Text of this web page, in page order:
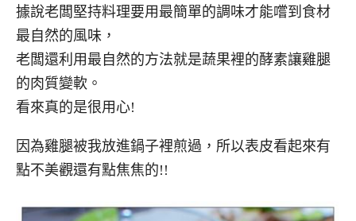
據說老闆堅持料理要用最簡單的調味才能嚐到食材
最自然的風味，
老闆還利用最自然的方法就是蔬果裡的酵素讓雞腿
的肉質變軟。
看來真的是很用心!
因為雞腿被我放進鍋子裡煎過，所以表皮看起來有
點不美觀還有點焦焦的!!